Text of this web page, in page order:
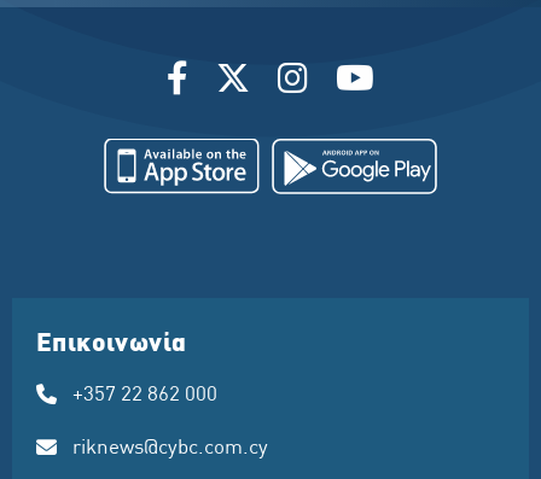
Επικοινωνία
+357 22 862 000
riknews@cybc.com.cy